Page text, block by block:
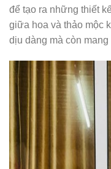
để tạo ra những thiết
giữa hoa và thảo mộc
dịu dàng mà còn